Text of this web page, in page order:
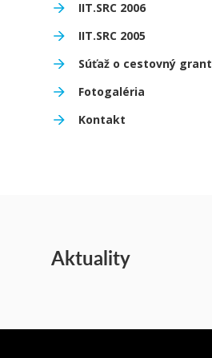
IIT.SRC 2006
IIT.SRC 2005
Súťaž o cestovný grant
Fotogaléria
Kontakt
Aktuality